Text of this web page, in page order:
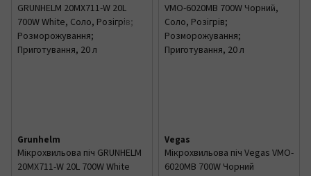
Grunhelm
Мікрохвильова піч GRUNHELM
20MX711-W 20L 700W White
Vegas
Мікрохвильова піч Vegas VMO-
6020MB 700W Чорний